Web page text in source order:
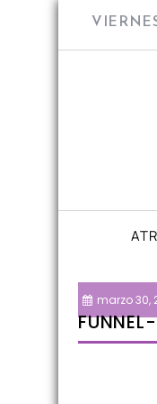
marzo 30,